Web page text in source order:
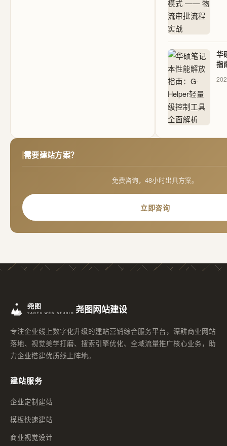
华
指
级
需要建站方案？
免费咨询，48小时出具方案。
立即咨询
尧图网站建设
专注企业线上数字化升级的建站营销综合服务平台，深耕商业网站
落地、视觉美学打磨、搜索引擎优化、全域流量推广核心业务，助
力企业搭建优质线上阵地。
建站服务
企业定制建站
模板快速建站
商业视觉设计